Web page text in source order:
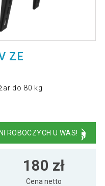
ZE
do 80 kg
ROBOCZYCH U WAS!
180 zł
Cena netto